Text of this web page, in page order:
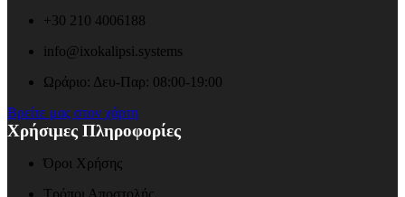
+30 210 4006188
info@ixokalipsi.systems
Ωράριο: Δευ-Παρ: 08:00-19:00
Βρείτε μας στον χάρτη
Χρήσιμες Πληροφορίες
Όροι Χρήσης
Τρόποι Αποστολής